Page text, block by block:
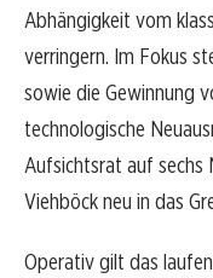
Abhängigkeit vom
verringern. Im Fokus
sowie die Gewinnung
technologische
Aufsichtsrat auf sechs
Viehböck neu in das
Operativ gilt das